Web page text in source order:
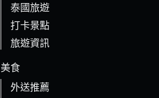
泰國旅遊
打卡景點
旅遊資訊
美食
外送推薦